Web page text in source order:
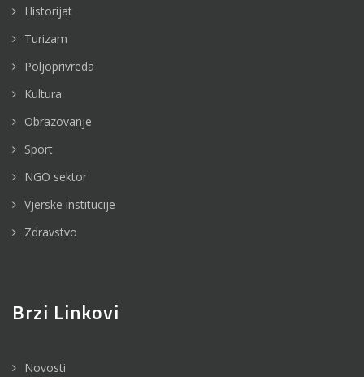
Historijat
Turizam
Poljoprivreda
Kultura
Obrazovanje
Sport
NGO sektor
Vjerske institucije
Zdravstvo
Brzi Linkovi
Novosti